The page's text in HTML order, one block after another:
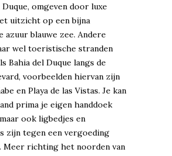
Duque, omgeven door luxe
uitzicht op een bijna
azuur blauwe zee. Andere
wel toeristische stranden
Bahia del Duque langs de
voorbeelden hiervan zijn
en Playa de las Vistas. Je kan
prima je eigen handdoek
ook ligbedjes en
zijn tegen een vergoeding
Meer richting het noorden van